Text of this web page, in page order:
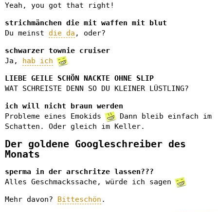
Yeah, you got that right!
strichmänchen die mit waffen mit blut
Du meinst die da , oder?
schwarzer townie cruiser
Ja, hab ich
LIEBE GEILE SCHÖN NACKTE OHNE SLIP
WAT SCHREISTE DENN SO DU KLEINER LÜSTLING?
ich will nicht braun werden
Probleme eines Emokids
Dann bleib einfach im
Schatten. Oder gleich im Keller.
Der goldene Googleschreiber des
Monats
sperma in der arschritze lassen???
Alles Geschmackssache, würde ich sagen
Mehr davon? Bitteschön .